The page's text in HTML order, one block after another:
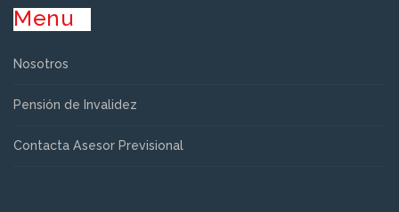
Menu
Nosotros
Pensión de Invalidez
Contacta Asesor Previsional